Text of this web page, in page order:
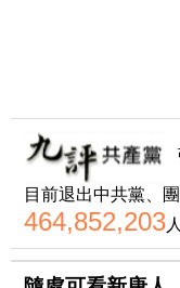
目前退出中共黨、
464,852,203人